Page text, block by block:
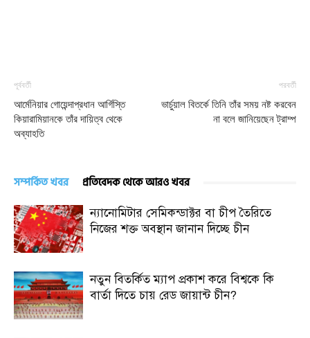
পূর্ববর্তী
আর্মেনিয়ার গোয়েন্দাপ্রধান আর্গিস্তি
কিয়ারামিয়ানকে তাঁর দায়িত্ব থেকে
অব্যাহতি
পরবর্তী
ভার্চুয়াল বিতর্কে তিনি তাঁর সময় নষ্ট করবেন
না বলে জানিয়েছেন ট্রাম্প
সম্পর্কিত খবর প্রতিবেদক থেকে আরও খবর
ন্যানোমিটার সেমিকন্ডাক্টর বা চীপ তৈরিতে
নিজের শক্ত অবস্থান জানান দিচ্ছে চীন
নতুন বিতর্কিত ম্যাপ প্রকাশ করে বিশ্বকে কি
বার্তা দিতে চায় রেড জায়ান্ট চীন?